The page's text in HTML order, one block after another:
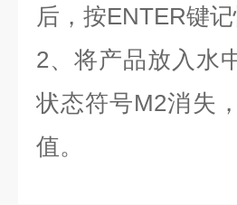
后 ，按ENTER键
2、 将产品放入水
状态符号M2消失
值。